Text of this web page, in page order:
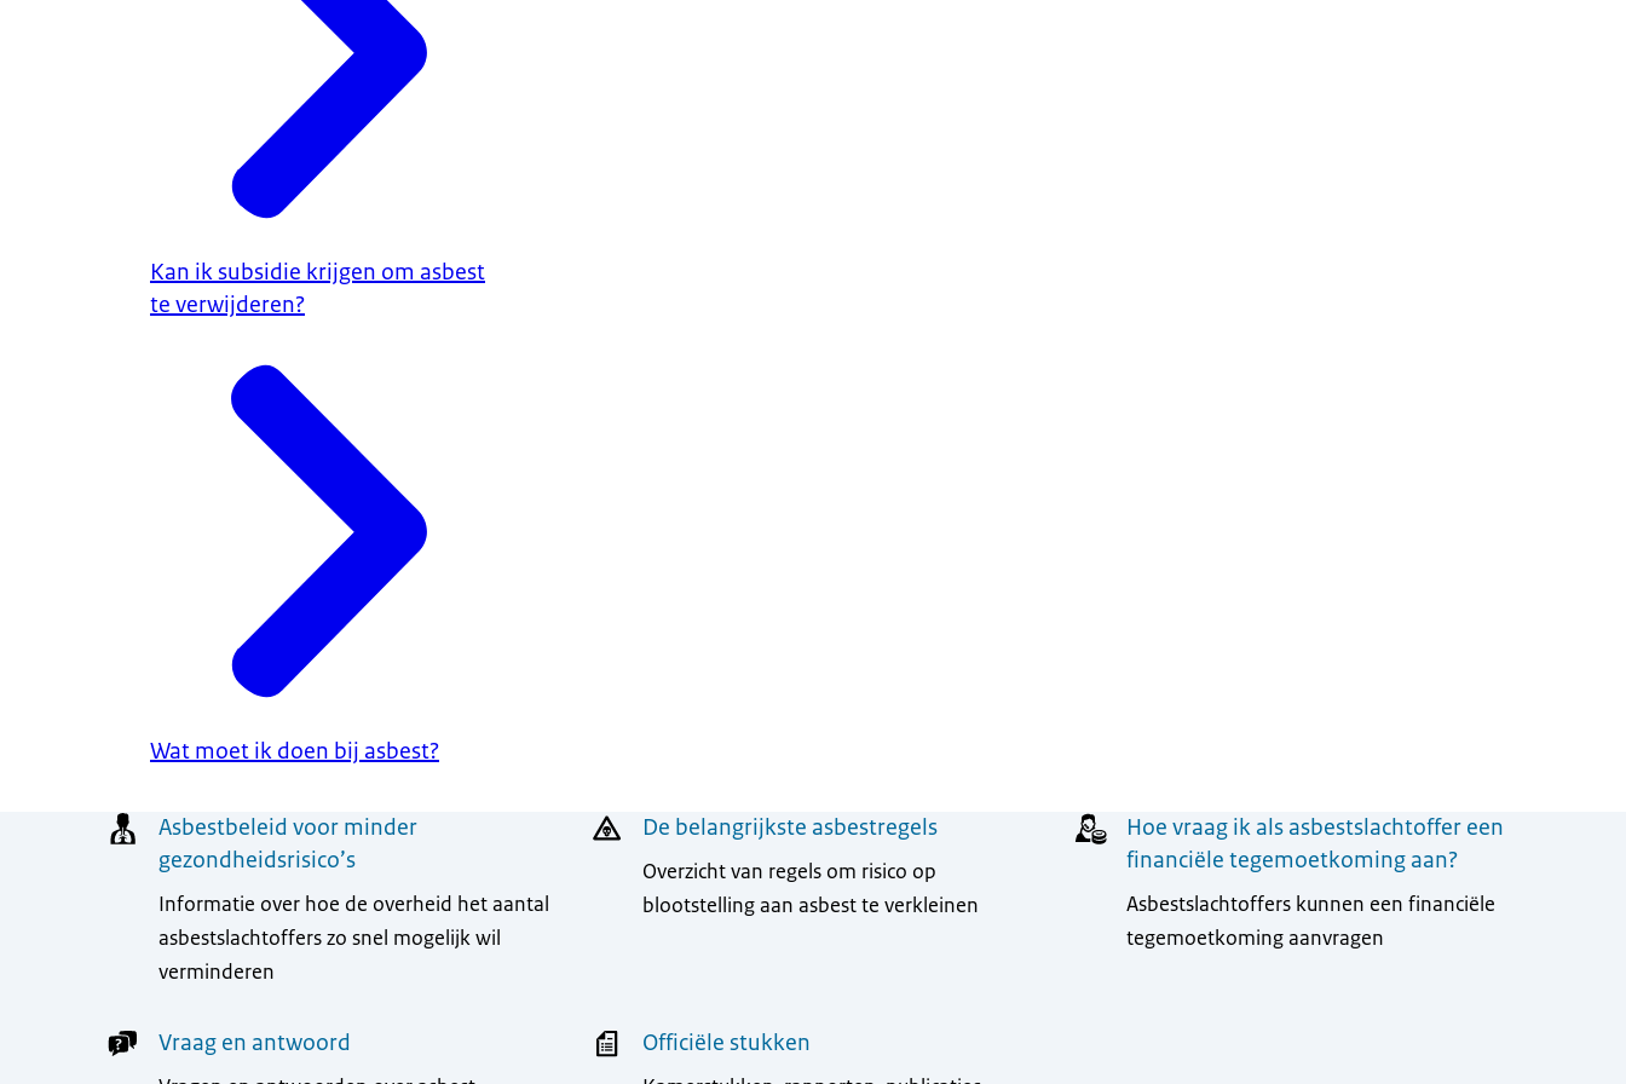
Kan ik subsidie krijgen om asbest
te verwijderen?
Wat moet ik doen bij asbest?
Asbestbeleid voor minder
gezondheidsrisico’s
Informatie over hoe de overheid het aantal
asbestslachtoffers zo snel mogelijk wil
verminderen
De belangrijkste asbestregels
Overzicht van regels om risico op
blootstelling aan asbest te verkleinen
Hoe vraag ik als asbestslachtoffer een
financiële tegemoetkoming aan?
Asbestslachtoffers kunnen een financiële
tegemoetkoming aanvragen
Vraag en antwoord Officiële stukken